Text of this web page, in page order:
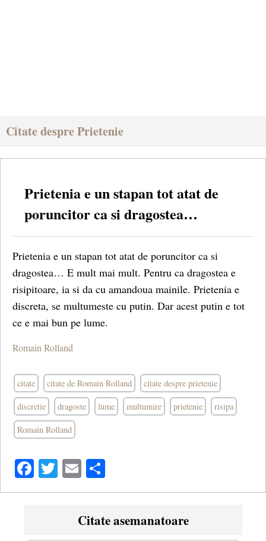
Citate despre Prietenie
Prietenia e un stapan tot atat de
poruncitor ca si dragostea…
Prietenia e un stapan tot atat de poruncitor ca si
dragostea… E mult mai mult. Pentru ca dragostea e
risipitoare, ia si da cu amandoua mainile. Prietenia e
discreta, se multumeste cu putin. Dar acest putin e tot
ce e mai bun pe lume.
Romain Rolland
citate citate de Romain Rolland citate despre prietenie
discretie dragoste lume multumire prietenie risipa
Romain Rolland
Facebook
Twitter
Email
Citate asemanatoare